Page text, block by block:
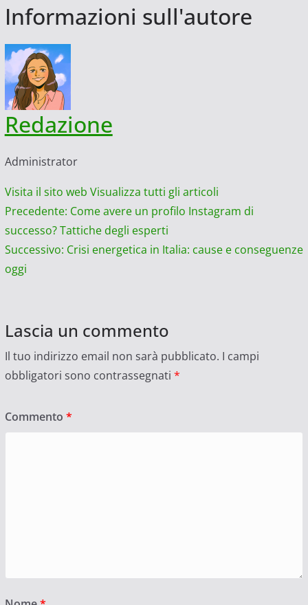
Informazioni sull'autore
Redazione
Administrator
Visita il sito web Visualizza tutti gli articoli
Navigazione
articolo
Precedente: Come avere un profilo Instagram di
successo? Tattiche degli esperti
Successivo: Crisi energetica in Italia: cause e conseguenze
oggi
Lascia un commento
Il tuo indirizzo email non sarà pubblicato. I campi
obbligatori sono contrassegnati *
Commento *